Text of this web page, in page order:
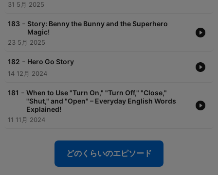
31 5月 2025
183 - Story: Benny the Bunny and the Superhero
Magic!
23 5月 2025
182 - Hero Go Story
14 12月 2024
181 - When to Use "Turn On," "Turn Off," "Close,"
"Shut," and "Open" – Everyday English Words
Explained!
11 11月 2024
どのくらいのエピソード